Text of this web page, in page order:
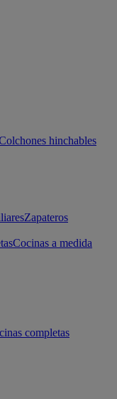
hinchables
Zapateros
Cocinas a medida
completas